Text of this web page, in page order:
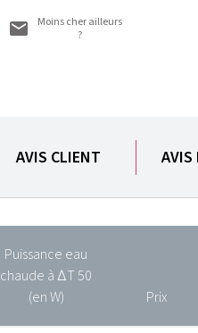
Moins cher ailleurs
?
AVIS CLIENT AVIS
Puissance eau
chaude à ∆T 50
(en W)
Prix